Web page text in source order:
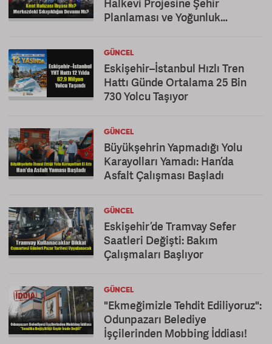
Halkevi Projesine Şehir
Planlaması ve Yoğunluk
GÜNCEL
Eskişehir–İstanbul Hızlı Tren
Hattı Günde Ortalama 25 Bin
730 Yolcu Taşıyor
GÜNCEL
Büyükşehrin Yapmadığı Yolu
Karayolları Yamadı: Han’da
Asfalt Çalışması Başladı
GÜNCEL
Eskişehir’de Tramvay Sefer
Saatleri Değişti: Bakım
Çalışmaları Başlıyor
GÜNCEL
"Ekmeğimizle Tehdit Ediliyoruz":
Odunpazarı Belediye
İşçilerinden Mobbing İddiası!